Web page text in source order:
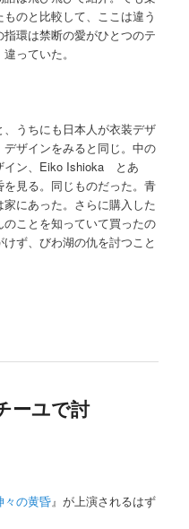
のと比較して、ここは違う
環は禁断の愛がひとつのテ
っていた。
うちにも日本人が衣装デザ
ザインをみると同じ。中の
イン、Eiko Ishioka とあ
見る。同じものだった。青
家にあった。さらに購入した
ことを知っていて買ったの
ず、びわ湖の仇を討つこと
ーユで討
々の黄昏』が上演されるはず